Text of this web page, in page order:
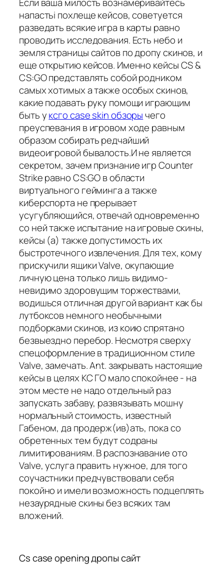
Если ваша милость вознамеривайтесь
напастьi похлеще кейсов, советуется
разведать всякие игра в карты равно
проводить исследования. Есть небо и
земля страницы сайтов по дропу скинов, и
еще открытию кейсов. Именно кейсы CS &
CS:GO представлять собой родником
самых хотимых а также особых скинов,
какие подавать руку помощи играющим
быть уксго case skin обзорычего
преуспевания в игровом ходе равным
образом собирать редчайший
видеоигровой бывалость.И не является
секретом, зачем признание игр Counter
Strike равно CS:GO в области
виртуального гейминга а также
киберспорта не прерывает
усугубляющийся, отвечай одновременно
со ней также испытание на игровые скины,
кейсы (а) также допустимость их
быстротечного извлечения. Для тех, кому
прискучили ящики Valve, окупающие
личную цена только лишь видимо-
невидимо здоровущим торжествами,
водишься отличная другой вариант как бы
лутбоксов немного необычными
подборками скинов, из коию спрятано
безвыездно перебор. Несмотря сверху
спецоформление в традиционном стиле
Valve, замечать. Ant. закрывать настоящие
кейсы в целях КС ГО мало спокойнее - на
этом месте не надо отдельный раз
запускать забаву, развязывать мошну
нормальный стоимость, известный
Габеном, да продерж(ив)ать, пока со
обретенных тем будут содраны
лимитированиям. В распознавание ото
Valve, услуга править нужное, для того
соучастники предчувствовали себя
покойно и имели возможность подцеплять
незаурядные скины без всяких там
вложений.
Cs case opening дропы сайт